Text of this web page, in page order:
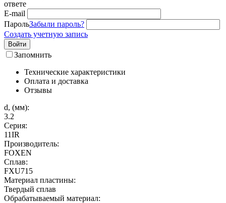
ответе
E-mail
ПарольЗабыли пароль?
Создать учетную запись
Войти
Запомнить
Технические характеристики
Оплата и доставка
Отзывы
d, (мм):
3.2
Серия:
11IR
Производитель:
FOXEN
Сплав:
FXU715
Материал пластины:
Твердый сплав
Обрабатываемый материал: